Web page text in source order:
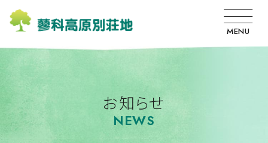
MENU
お知らせ
NEWS